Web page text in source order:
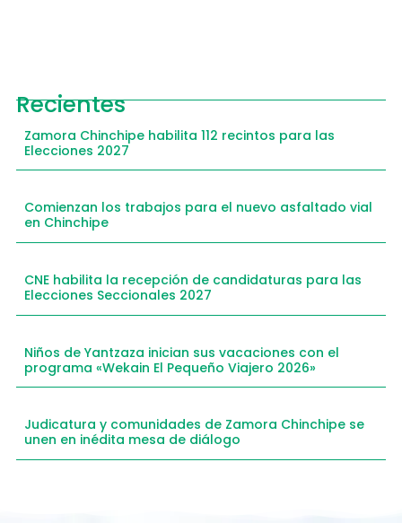
Recientes
Zamora Chinchipe habilita 112 recintos para las
Elecciones 2027
Comienzan los trabajos para el nuevo asfaltado vial
en Chinchipe
CNE habilita la recepción de candidaturas para las
Elecciones Seccionales 2027
Niños de Yantzaza inician sus vacaciones con el
programa «Wekain El Pequeño Viajero 2026»
Judicatura y comunidades de Zamora Chinchipe se
unen en inédita mesa de diálogo